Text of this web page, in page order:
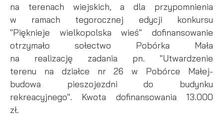
na terenach wiejskich, a dla przypomnienia
w ramach tegorocznej edycji konkursu
"Pięknieje wielkopolska wieś" dofinansowanie
otrzymało sołectwo Pobórka Mała
na realizację zadania pn. "Utwardzenie
terenu na działce nr 26 w Pobórce Małej-
budowa pieszojezdni do budynku
rekreacyjnego". Kwota dofinansowania 13.000
zł.